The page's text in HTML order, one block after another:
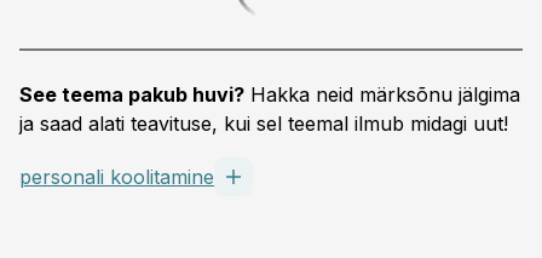
See teema pakub huvi? Hakka neid märksõnu jälgima
ja saad alati teavituse, kui sel teemal ilmub midagi uut!
personali koolitamine